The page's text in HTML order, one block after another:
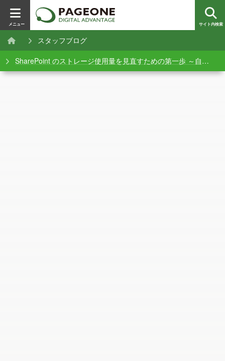
メニュー サイト内検索
スタッフブログ
SharePoint のストレージ使用量を見直すための第一歩 ～自動バージョン管理～